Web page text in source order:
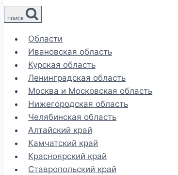
поиск
Области
Ивановская область
Курская область
Ленинградская область
Москва и Московская область
Нижегородская область
Челябинская область
Алтайский край
Камчатский край
Красноярский край
Ставропольский край